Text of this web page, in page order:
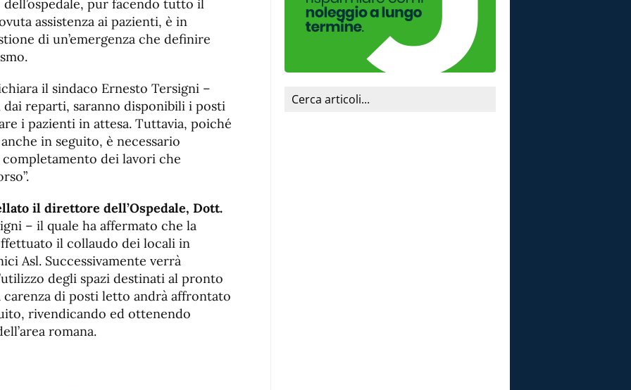
pur facendo tutto il
assistenza ai pazienti, è in
di un’emergenza che definire
il sindaco Ernesto Tersigni –
dai reparti, saranno disponibili i posti
i pazienti in attesa. Tuttavia, poiché
in seguito, è necessario
dei lavori che
il direttore dell’Ospedale, Dott.
– il quale ha affermato che la
il collaudo dei locali in
Asl. Successivamente verrà
degli spazi destinati al pronto
di posti letto andrà affrontato
rivendicando ed ottenendo
romana.